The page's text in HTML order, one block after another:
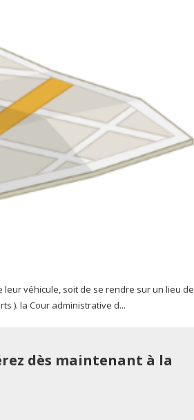
leur véhicule, soit de se rendre sur un lieu de
). la Cour administrative d...
dès maintenant à la